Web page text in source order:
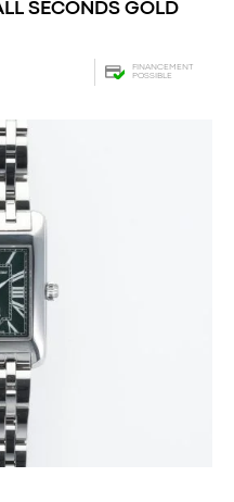
SECONDS GOLD
FINANCEMENT
POSSIBLE